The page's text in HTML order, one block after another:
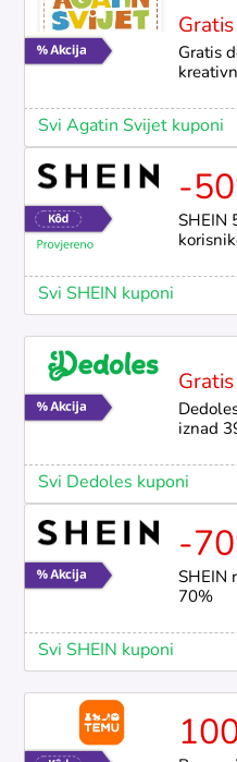
Gratis
Svi Agatin Svijet kuponi
-
SHEIN
Svi SHEIN kuponi
iznad
Svi Dedoles kuponi
-
SHEIN
70%
Svi SHEIN kuponi